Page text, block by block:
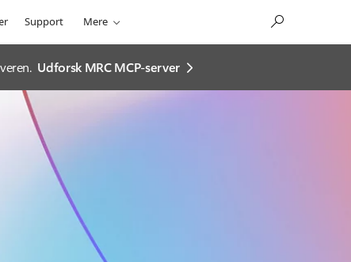
Support Mere
Udforsk MRC MCP-server